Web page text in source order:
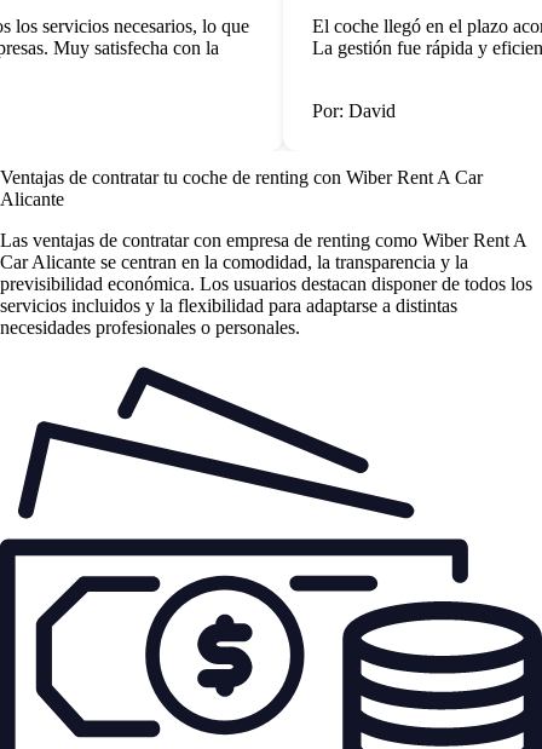
servicios necesarios, lo que
Muy satisfecha con la
El coche llegó en el plazo
La gestión fue rápida y
Por: David
Ventajas de contratar tu coche de renting con Wiber Rent A Car
Alicante
Las ventajas de contratar con empresa de renting como Wiber Rent A
Car Alicante se centran en la comodidad, la transparencia y la
previsibilidad económica. Los usuarios destacan disponer de todos los
servicios incluidos y la flexibilidad para adaptarse a distintas
necesidades profesionales o personales.